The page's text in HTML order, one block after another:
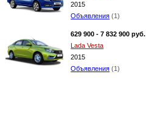
2015
Объявления (1)
629 900 - 7 832 900 руб.
Lada Vesta
2015
Объявления (1)